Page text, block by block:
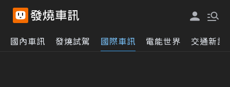
國內車訊 發燒試駕 國際車訊 電能世界 交通新訊